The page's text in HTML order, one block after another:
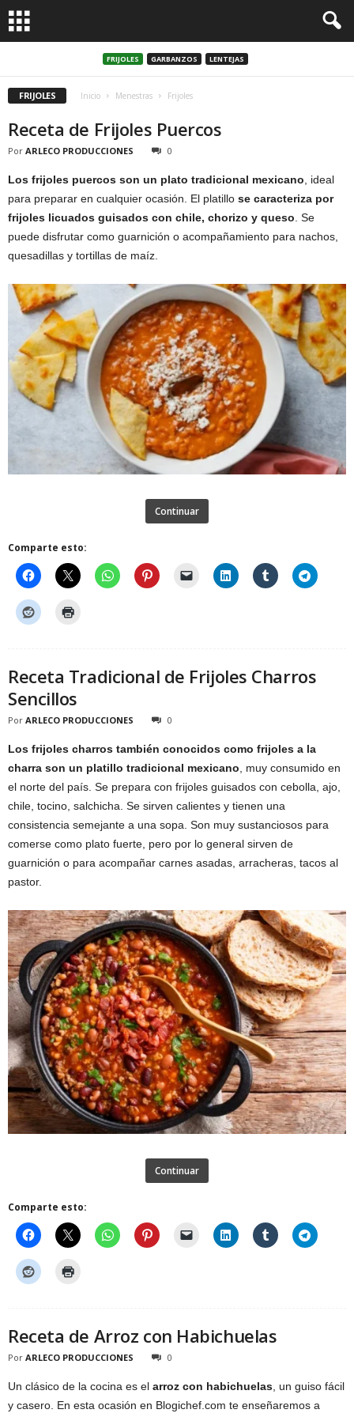
FRIJOLES GARBANZOS LENTEJAS
FRIJOLES Inicio Menestras Frijoles
Receta de Frijoles Puercos
Por ARLECO PRODUCCIONES 0
Los frijoles puercos son un plato tradicional mexicano , ideal
para preparar en cualquier ocasión. El platillo se caracteriza por
frijoles licuados guisados con chile, chorizo y queso . Se
puede disfrutar como guarnición o acompañamiento para nachos,
quesadillas y tortillas de maíz.
Continuar
Comparte esto:
Receta Tradicional de Frijoles Charros
Sencillos
Por ARLECO PRODUCCIONES 0
Los frijoles charros también conocidos como frijoles a la
charra son un platillo tradicional mexicano , muy consumido en
el norte del país. Se prepara con frijoles guisados con cebolla, ajo,
chile, tocino, salchicha. Se sirven calientes y tienen una
consistencia semejante a una sopa. Son muy sustanciosos para
comerse como plato fuerte, pero por lo general sirven de
guarnición o para acompañar carnes asadas, arracheras, tacos al
pastor.
Continuar
Comparte esto:
Receta de Arroz con Habichuelas
Por ARLECO PRODUCCIONES 0
Un clásico de la cocina es el arroz con habichuelas , un guiso fácil
y casero. En esta ocasión en Blogichef.com te enseñaremos a